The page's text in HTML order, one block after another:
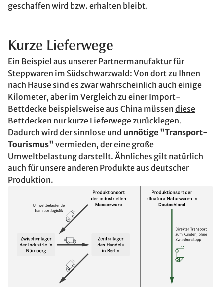
geschaffen wird bzw. erhalten bleibt.
Kurze Lieferwege
Ein Beispiel aus unserer Partnermanufaktur für
Steppwaren im Südschwarzwald: Von dort zu Ihnen
nach Hause sind es zwar wahrscheinlich auch einige
Kilometer, aber im Vergleich zu einer Import-
Bettdecke beispielsweise aus China müssen diese
Bettdecken nur kurze Lieferwege zurücklegen.
Dadurch wird der sinnlose und unnötige "Transport-
Tourismus" vermieden, der eine große
Umweltbelastung darstellt. Ähnliches gilt natürlich
auch für unsere anderen Produkte aus deutscher
Produktion.